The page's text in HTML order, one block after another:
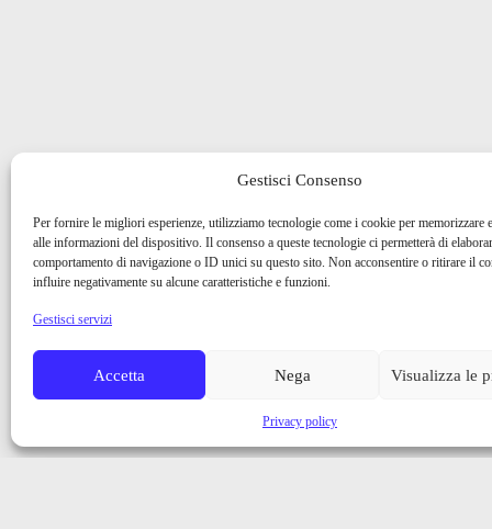
Gestisci Consenso
Per fornire le migliori esperienze, utilizziamo tecnologie come i cookie per memorizzare
alle informazioni del dispositivo. Il consenso a queste tecnologie ci permetterà di
comportamento di navigazione o ID unici su questo sito. Non acconsentire o ritirare il
influire negativamente su alcune caratteristiche e funzioni.
Gestisci servizi
Accetta Nega Visualizza le
Privacy policy